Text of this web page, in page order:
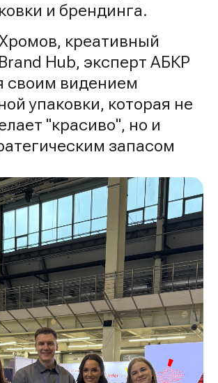
и брендинга.
креативный
Hub, эксперт АБКР
своим видением
упаковки, которая не
"красиво", но и
запасом